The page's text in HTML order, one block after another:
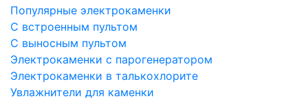
Популярные электрокаменки
С встроенным пультом
С выносным пультом
Электрокаменки с парогенератором
Электрокаменки в талькохлорите
Увлажнители для каменки